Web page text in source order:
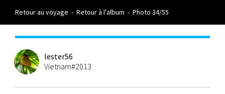
Retour au voyage - Retour à l'album - Photo 34/55
lester56
Vietnam#2013